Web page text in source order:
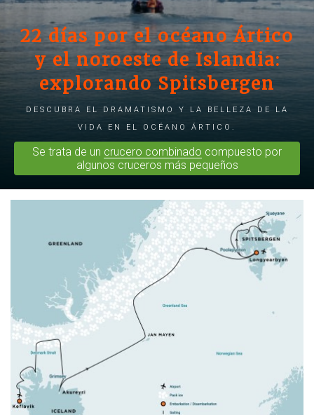
22 días por el océano Ártico
y el noroeste de Islandia:
explorando Spitsbergen
Descubra el dramatismo y la belleza de la
vida en el océano Ártico.
Se trata de un crucero combinado compuesto por
algunos cruceros más pequeños